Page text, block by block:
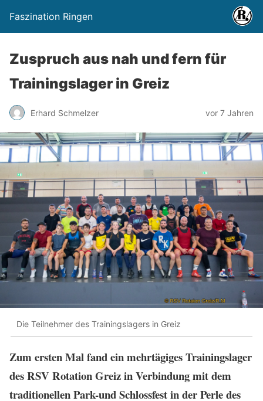
Faszination Ringen
Zuspruch aus nah und fern für
Trainingslager in Greiz
Erhard Schmelzer vor 7 Jahren
Die Teilnehmer des Trainingslagers in Greiz
Zum ersten Mal fand ein mehrtägiges Trainingslager
des RSV Rotation Greiz in Verbindung mit dem
traditionellen Park-und Schlossfest in der Perle des